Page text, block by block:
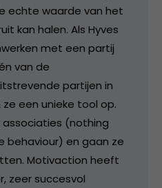
echte waarde van het
kan halen. Als Hyves
met een partij
van de
partijen in
een unieke tool op.
associaties (nothing
behaviour) en gaan ze
Motivaction heeft
zeer succesvol